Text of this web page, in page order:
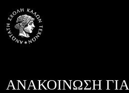
content
ΑΝΑΚΟΙΝΩΣΗ ΓΙΑ